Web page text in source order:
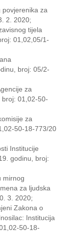
za
2. 2020;
tijela
01,02,05/1-
broj: 05/2-
za
broj: 01,02-50-
za
50-18-773/20
Institucije
godinu, broj:
mirnog
za ljudska
3. 2020;
Zakona o
Institucija
50-18-